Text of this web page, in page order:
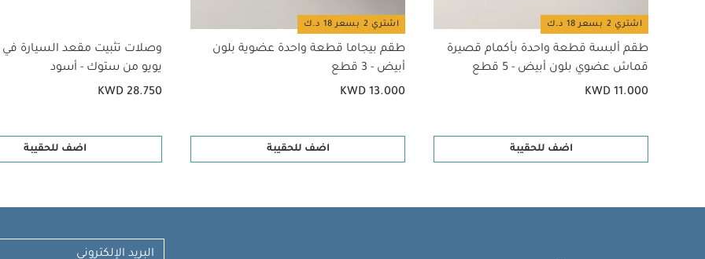
اشتري 2 بسعر 18 د.ك
طقم ألبسة قطعة واحدة بأكمام قصيرة
قماش عضوي بلون أبيض - 5 قطع
KWD 11.000
اضف للحقيبة
اشتري 2 بسعر 18 د.ك
طقم بيجاما قطعة واحدة عضوية بلون
أبيض - 3 قطع
KWD 13.000
اضف للحقيبة
وصلات تثبيت مقعد السيارة في
يويو من ستوك - أسود
KWD 28.750
اضف للحقيبة